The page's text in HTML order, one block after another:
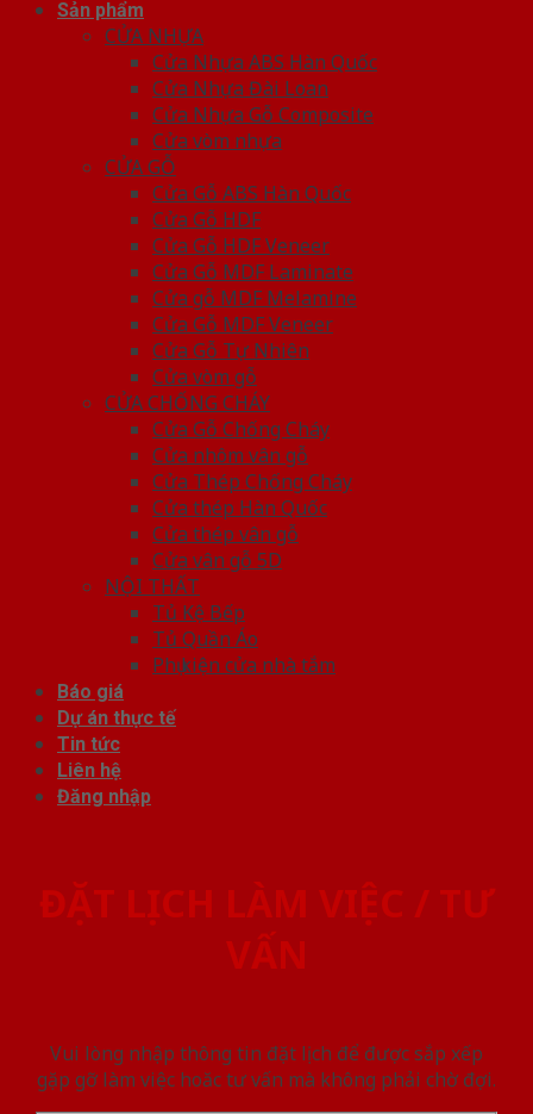
Sản phẩm
CỬA NHỰA
Cửa Nhựa ABS Hàn Quốc
Cửa Nhựa Đài Loan
Cửa Nhựa Gỗ Composite
Cửa vòm nhựa
CỬA GỖ
Cửa Gỗ ABS Hàn Quốc
Cửa Gỗ HDF
Cửa Gỗ HDF Veneer
Cửa Gỗ MDF Laminate
Cửa gỗ MDF Melamine
Cửa Gỗ MDF Veneer
Cửa Gỗ Tự Nhiên
Cửa vòm gỗ
CỬA CHỐNG CHÁY
Cửa Gỗ Chống Cháy
Cửa nhôm vân gỗ
Cửa Thép Chống Cháy
Cửa thép Hàn Quốc
Cửa thép vân gỗ
Cửa vân gỗ 5D
NỘI THẤT
Tủ Kệ Bếp
Tủ Quần Áo
Phụ kiện cửa nhà tắm
Báo giá
Dự án thực tế
Tin tức
Liên hệ
Đăng nhập
ĐẶT LỊCH LÀM VIỆC / TƯ
VẤN
Vui lòng nhập thông tin đặt lịch để được sắp xếp
gặp gỡ làm việc hoăc tư vấn mà không phải chờ đợi.